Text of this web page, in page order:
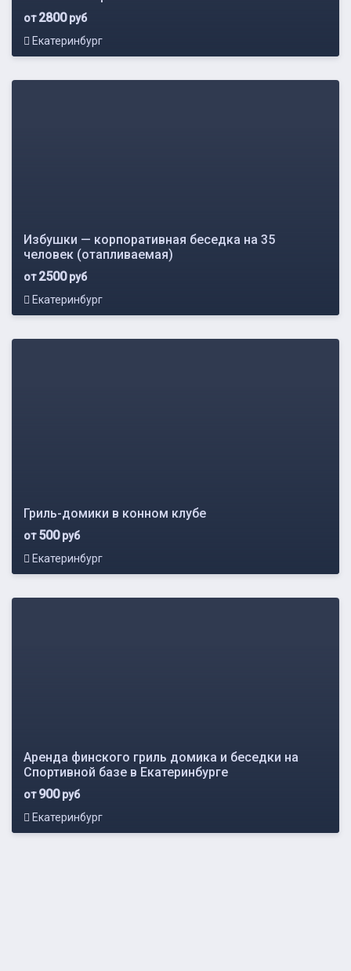
от2800руб
Екатеринбург
Избушки — корпоративная беседка на 35
человек (отапливаемая)
от2500руб
Екатеринбург
Гриль-домики в конном клубе
от500руб
Екатеринбург
Аренда финского гриль домика и беседки на
Спортивной базе в Екатеринбурге
от900руб
Екатеринбург